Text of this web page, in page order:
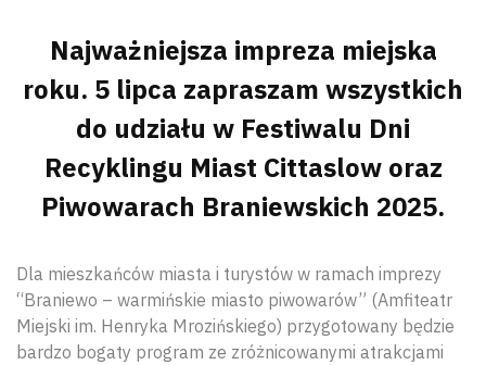
Najważniejsza impreza miejska
roku. 5 lipca zapraszam wszystkich
do udziału w Festiwalu Dni
Recyklingu Miast Cittaslow oraz
Piwowarach Braniewskich 2025.
Dla mieszkańców miasta i turystów w ramach imprezy
“Braniewo – warmińskie miasto piwowarów” (Amfiteatr
Miejski im. Henryka Mrozińskiego) przygotowany będzie
bardzo bogaty program ze zróżnicowanymi atrakcjami